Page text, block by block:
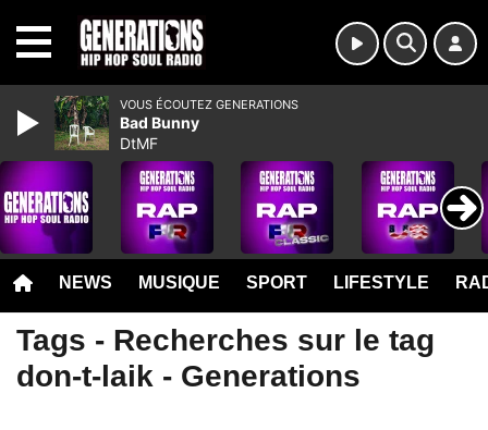
NEWS MUSIQUE SPORT LIFESTYLE
Tags - Recherches sur le tag
don-t-laik - Generations
VOUS ÉCOUTEZ GENERATIONS
Bad Bunny
DtMF